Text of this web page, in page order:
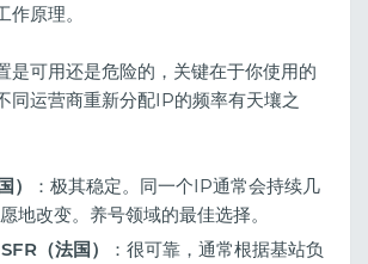
原理。
是可用还是危险的，关键在于你使用的
同运营商重新分配IP的频率有天壤之
）
：极其稳定。同一个IP通常会持续几
地改变。养号领域的最佳选择。
（法国）
：很可靠，通常根据基站负